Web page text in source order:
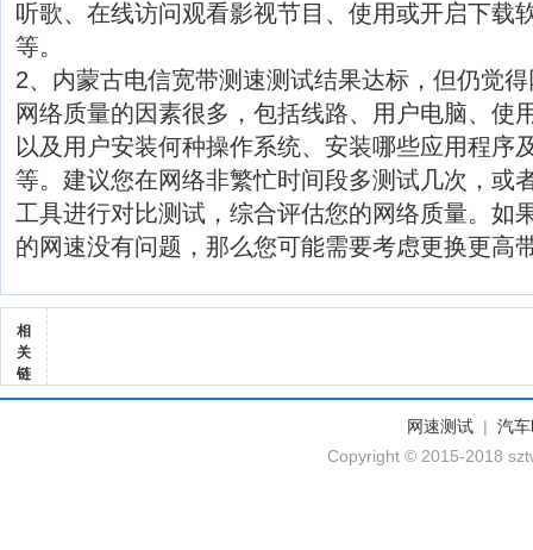
听歌、在线访问观看影视节目、使用或开启下载
等。
2、内蒙古电信宽带测速测试结果达标，但仍觉
网络质量的因素很多，包括线路、用户电脑、使
以及用户安装何种操作系统、安装哪些应用程序
等。建议您在网络非繁忙时间段多测试几次，或
工具进行对比测试，综合评估您的网络质量。如
的网速没有问题，那么您可能需要考虑更换更高
相
关
链
网速测试 | 汽
Copyright © 2015-2018